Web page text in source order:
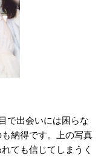
で出会いには困らな
納得です。上の写真
ても信じてしまうく